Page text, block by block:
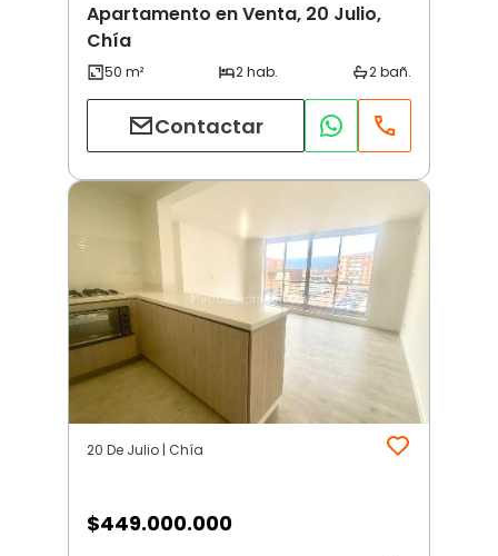
Apartamento en Venta, 20 Julio,
Chía
Contactar
20 De Julio | Chía
$449.000.000